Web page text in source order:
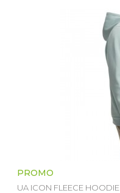
PROMO
UA ICON FLEECE HOODIE